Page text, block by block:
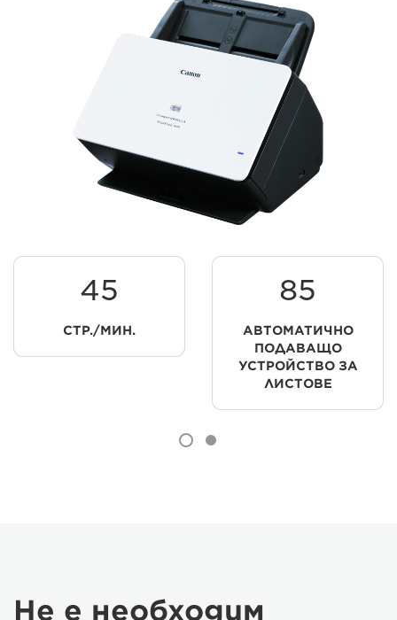
45
СТР./МИН.
85
АВТОМАТИЧНО
ПОДАВАЩО
УСТРОЙСТВО ЗА
ЛИСТОВЕ
Не е необходим